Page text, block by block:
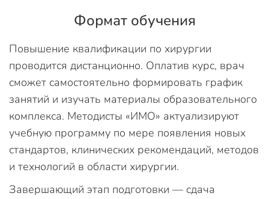
Формат обучения
Повышение квалификации по хирургии
проводится дистанционно. Оплатив курс, врач
сможет самостоятельно формировать график
занятий и изучать материалы образовательного
комплекса. Методисты «ИМО» актуализируют
учебную программу по мере появления новых
стандартов, клинических рекомендаций, методов
и технологий в области хирургии.
Завершающий этап подготовки — сдача